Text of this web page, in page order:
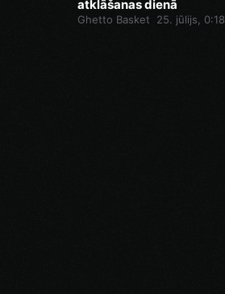
atklāšanas dienā
Ghetto Basket 25. jūlijs, 0:18